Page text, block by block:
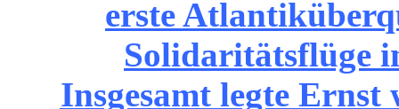
erste
Solidaritätsflüge
Insgesamt legte Ernst